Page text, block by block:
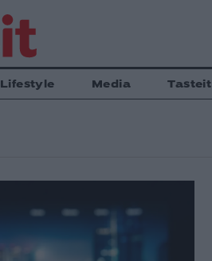
Lifestyle Media Tasteit